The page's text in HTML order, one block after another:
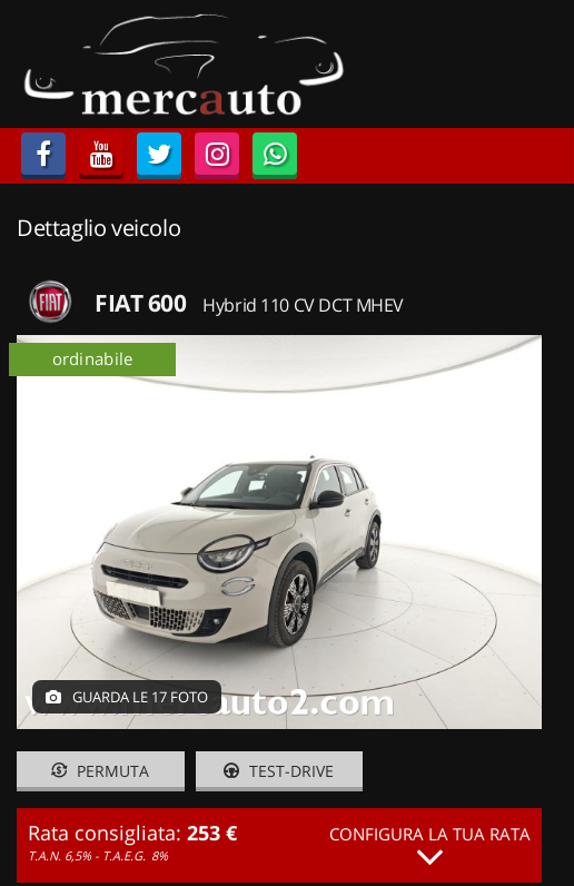
LISTA VEICOLI
ACQUISTIAMO USATO
ASSISTENZA
NOLEGGIO AUTO
NOLEGGIO LUNGO TERMINE
Dettaglio veicolo
FIAT 600 Hybrid 110 CV DCT MHEV
ordinabile
GUARDA LE 17 FOTO
PERMUTA TEST-DRIVE
Rata consigliata: 253 €
T.A.N. 6,5% - T.A.E.G. 8%
CONFIGURA LA TUA RATA